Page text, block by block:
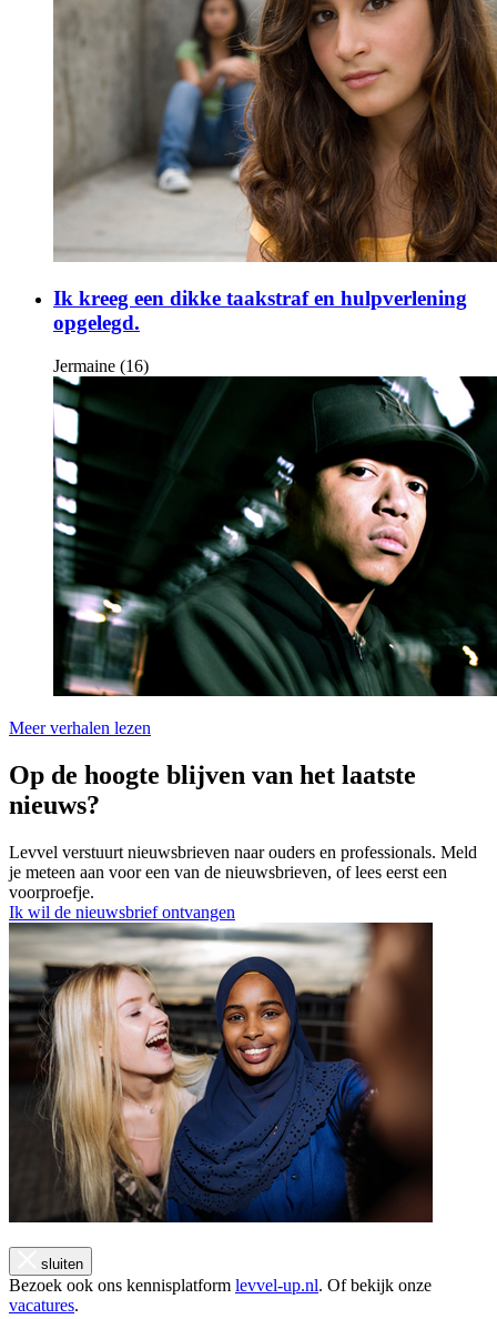
Ik kreeg een dikke taakstraf en hulpverlening
opgelegd.
Jermaine (16)
Meer verhalen lezen
Op de hoogte blijven van het laatste
nieuws?
Levvel verstuurt nieuwsbrieven naar ouders en professionals. Meld
je meteen aan voor een van de nieuwsbrieven, of lees eerst een
voorproefje.
Ik wil de nieuwsbrief ontvangen
sluiten
Bezoek ook ons kennisplatform levvel-up.nl. Of bekijk onze
vacatures.